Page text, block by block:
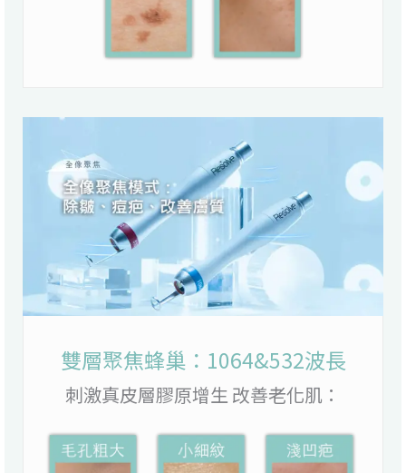
雙層聚焦蜂巢：1064&532波長
刺激真皮層膠原增生 改善老化肌：